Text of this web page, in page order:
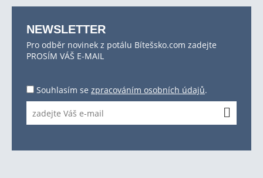
NEWSLETTER
Pro odběr novinek z potálu Bítešsko.com zadejte
PROSÍM VÁŠ E-MAIL
Souhlasím se zpracováním osobních údajů.